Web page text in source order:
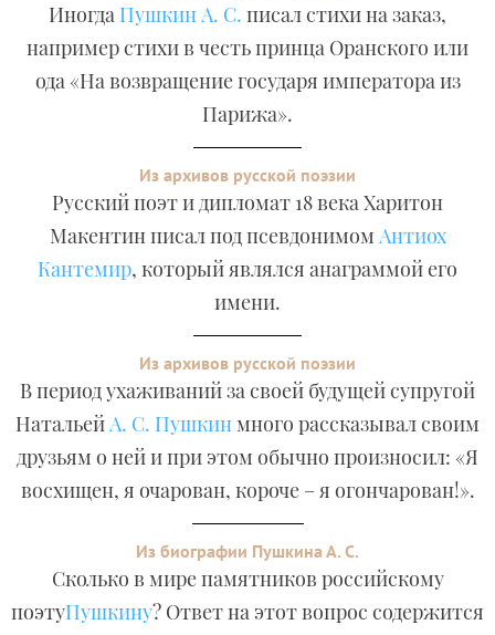
Иногда Пушкин А. С. писал стихи на заказ,
например стихи в честь принца Оранского или
ода «На возвращение государя императора из
Парижа».
Из архивов русской поэзии
Русский поэт и дипломат 18 века Харитон
Макентин писал под псевдонимом Антиох
Кантемир, который являлся анаграммой его
имени.
Из архивов русской поэзии
В период ухаживаний за своей будущей супругой
НатальейА. С. Пушкинмного рассказывал своим
друзьям о ней и при этом обычно произносил: «Я
восхищен, я очарован, короче – я огончарован!».
Из биографии Пушкина А. С.
Сколько в мире памятников российскому
поэтуПушкину? Ответ на этот вопрос содержится